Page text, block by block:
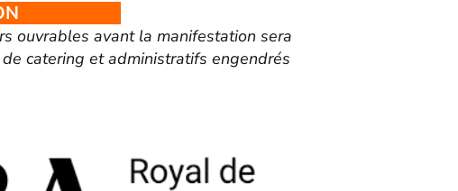
ouvrables avant la manifestation sera
catering et administratifs engendrés